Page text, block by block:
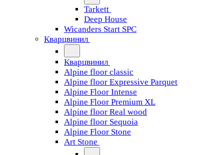
Tarkett
Deep House
Wicanders Start SPC
Кварцвинил
Кварцвинил
Alpine floor classic
Alpine floor Expressive Parquet
Alpine Floor Intense
Alpine Floor Premium XL
Alpine floor Real wood
Alpine floor Sequoia
Alpine Floor Stone
Art Stone